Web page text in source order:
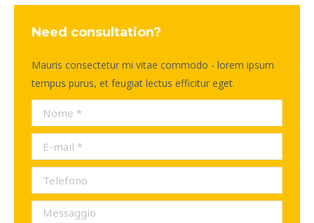
Need consultation?
Mauris consectetur mi vitae commodo - lorem ipsum
tempus purus, et feugiat lectus efficitur eget.
Nome *
E-mail *
Telefono
Messaggio